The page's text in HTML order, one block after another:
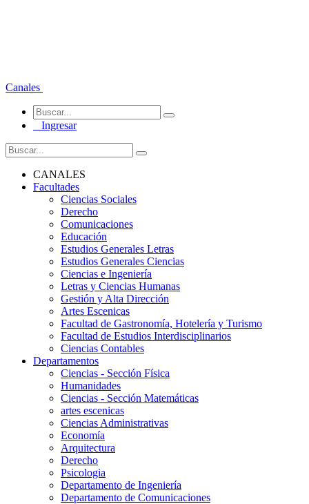
Canales
Ingresar
CANALES
Facultades
Ciencias Sociales
Derecho
Comunicaciones
Educación
Estudios Generales Letras
Estudios Generales Ciencias
Ciencias e Ingeniería
Letras y Ciencias Humanas
Gestión y Alta Dirección
Artes Escenicas
Facultad de Gastronomía, Hotelería y Turismo
Facultad de Estudios Interdisciplinarios
Ciencias Contables
Departamentos
Ciencias - Sección Física
Humanidades
Ciencias - Sección Matemáticas
artes escenicas
Ciencias Administrativas
Economía
Arquitectura
Derecho
Psicologia
Departamento de Ingeniería
Departamento de Comunicaciones